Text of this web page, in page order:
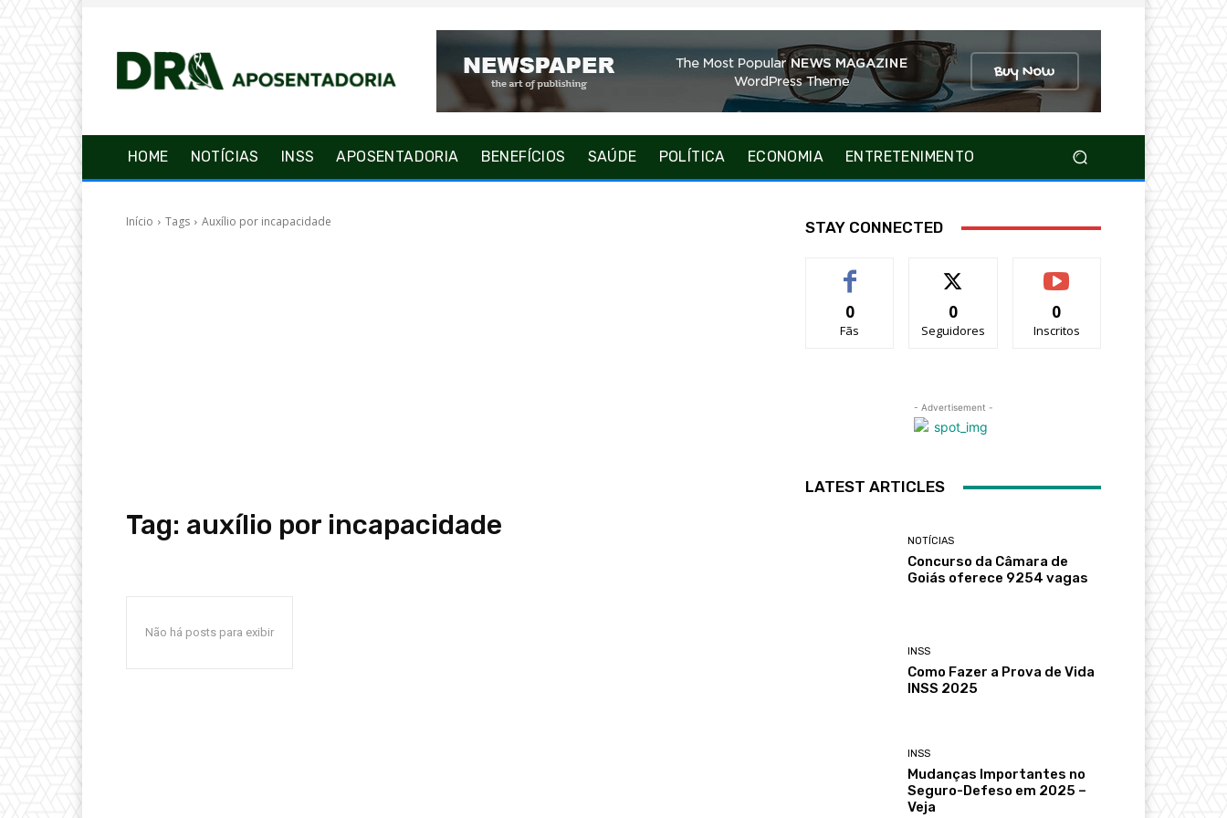
HOME NOTÍCIAS INSS APOSENTADORIA BENEFÍCIOS SAÚDE POLÍTICA ECONOMIA ENTRETENIMENTO
Início Tags Auxílio por incapacidade
Tag: auxílio por incapacidade
Não há posts para exibir
STAY CONNECTED
0
Fãs
0
Seguidores
0
Inscritos
- Advertisement -
LATEST ARTICLES
NOTÍCIAS
Concurso da Câmara de
Goiás oferece 9254 vagas
INSS
Como Fazer a Prova de Vida
INSS 2025
INSS
Mudanças Importantes no
Seguro-Defeso em 2025 –
Veja